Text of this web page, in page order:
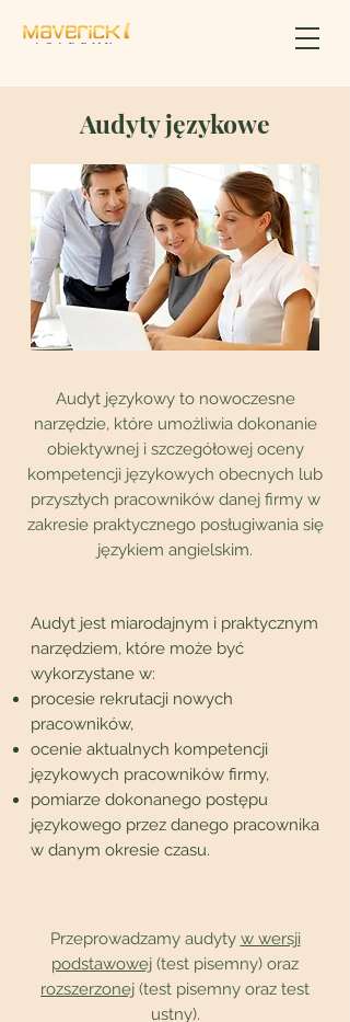
Audyty językowe
Audyt językowy to nowoczesne
narzędzie, które umożliwia dokonanie
obiektywnej i szczegółowej oceny
kompetencji językowych obecnych lub
przyszłych pracowników danej firmy w
zakresie praktycznego posługiwania się
językiem angielskim.
Audyt jest miarodajnym i praktycznym
narzędziem, które może być
wykorzystane w:
procesie rekrutacji nowych
pracowników,
ocenie aktualnych kompetencji
językowych pracowników firmy,
pomiarze dokonanego postępu
językowego przez danego pracownika
w danym okresie czasu.
Przeprowadzamy audyty w wersji
podstawowej (test pisemny) oraz
rozszerzonej (test pisemny oraz test
ustny).